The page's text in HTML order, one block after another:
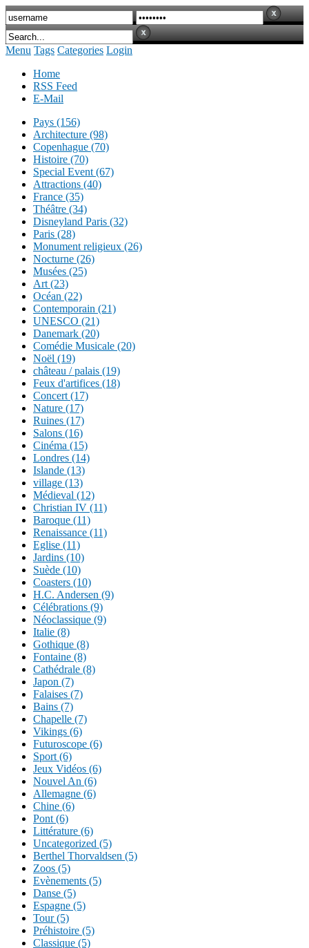
Menu Tags Categories Login
Home
RSS Feed
E-Mail
Pays (156)
Architecture (98)
Copenhague (70)
Histoire (70)
Special Event (67)
Attractions (40)
France (35)
Théâtre (34)
Disneyland Paris (32)
Paris (28)
Monument religieux (26)
Nocturne (26)
Musées (25)
Art (23)
Océan (22)
Contemporain (21)
UNESCO (21)
Danemark (20)
Comédie Musicale (20)
Noël (19)
château / palais (19)
Feux d'artifices (18)
Concert (17)
Nature (17)
Ruines (17)
Salons (16)
Cinéma (15)
Londres (14)
Islande (13)
village (13)
Médieval (12)
Christian IV (11)
Baroque (11)
Renaissance (11)
Eglise (11)
Jardins (10)
Suède (10)
Coasters (10)
H.C. Andersen (9)
Célébrations (9)
Néoclassique (9)
Italie (8)
Gothique (8)
Fontaine (8)
Cathédrale (8)
Japon (7)
Falaises (7)
Bains (7)
Chapelle (7)
Vikings (6)
Futuroscope (6)
Sport (6)
Jeux Vidéos (6)
Nouvel An (6)
Allemagne (6)
Chine (6)
Pont (6)
Littérature (6)
Uncategorized (5)
Berthel Thorvaldsen (5)
Zoos (5)
Evènements (5)
Danse (5)
Espagne (5)
Tour (5)
Préhistoire (5)
Classique (5)